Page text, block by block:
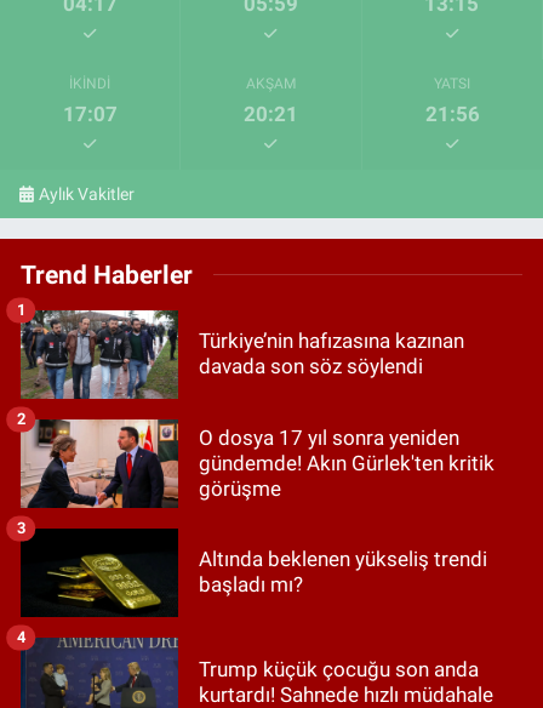
İKINDI
17:07
AKŞAM
20:21
YATSI
21:56
Aylık Vakitler
Trend Haberler
Türkiye’nin hafızasına kazınan
davada son söz söylendi
1
O dosya 17 yıl sonra yeniden
gündemde! Akın Gürlek'ten kritik
görüşme
2
Altında beklenen yükseliş trendi
başladı mı?
3
Trump küçük çocuğu son anda
kurtardı! Sahnede hızlı müdahale
4